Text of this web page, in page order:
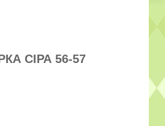
СІРА 56-57